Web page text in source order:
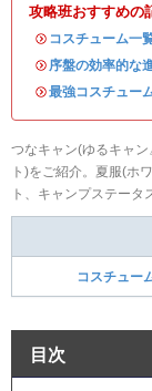
攻略班おすすめの
・ コスチューム一
・ 序盤の効率的な
・最強コスチュー
つなキャン(ゆるキャ
ト)をご紹介。夏服(ホ
ト、キャンプステータ
コスチュー
目次